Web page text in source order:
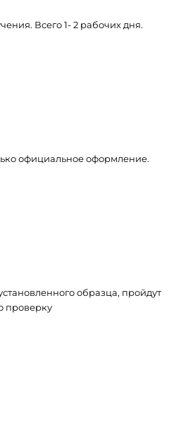
Всего 1- 2 рабочих дня.
официальное оформление.
образца, пройдут
проверку